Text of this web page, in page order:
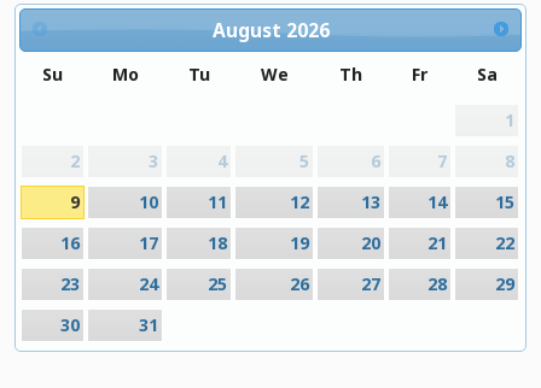
August 2026
Su Mo Tu We Th Fr
Sa
1
2
3 4 5 6 7
8
9
10 11 12 13 14
15
16
17 18 19 20 21
22
23
24 25 26 27 28
29
30
31